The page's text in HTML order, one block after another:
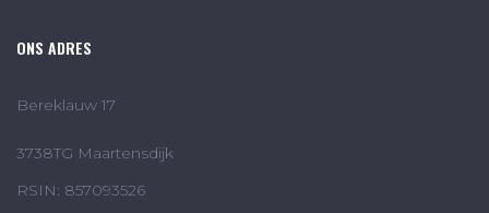
ONS ADRES
Bereklauw 17
3738TG Maartensdijk
RSIN: 857093526